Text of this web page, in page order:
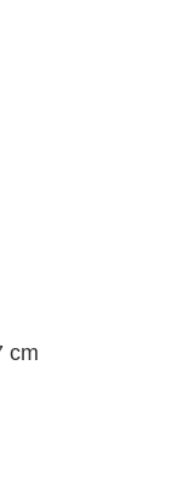
cm